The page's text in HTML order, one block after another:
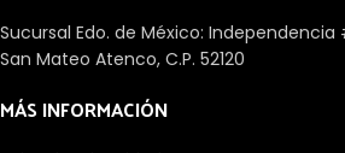
Sucursal Edo. de México:
San Mateo Atenco, C.P. 52120
MÁS INFORMACIÓN